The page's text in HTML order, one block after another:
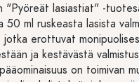
"Pyöreät lasiastiat" -
50 ml ruskeasta lasista
jotka erottuvat
ja kestävästä
on toimivan